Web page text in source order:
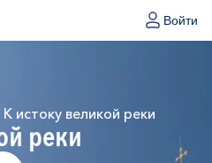
Войти
истоку великой реки
реки